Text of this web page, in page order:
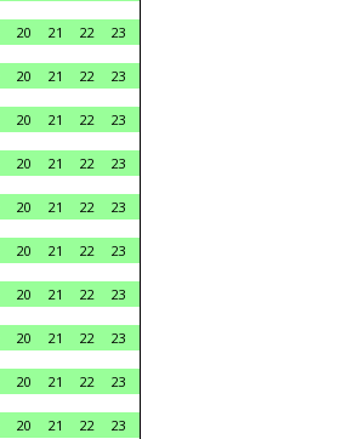
20 21 22
23
20 21 22
23
20 21 22
23
20 21 22
23
20 21 22
23
20 21 22
23
20 21 22
23
20 21 22
23
20 21 22
23
20 21 22
23